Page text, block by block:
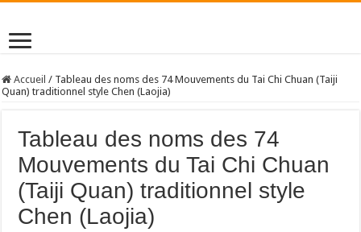
Accueil / Tableau des noms des 74 Mouvements du Tai Chi Chuan (Taiji
Quan) traditionnel style Chen (Laojia)
Tableau des noms des 74
Mouvements du Tai Chi Chuan
(Taiji Quan) traditionnel style
Chen (Laojia)